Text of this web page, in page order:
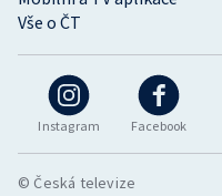
Instagram Facebook
Vše o ČT
© Česká televize